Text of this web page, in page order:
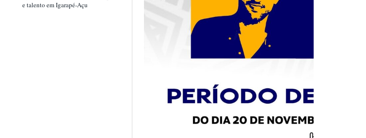
e talento em Igarapé-Açu